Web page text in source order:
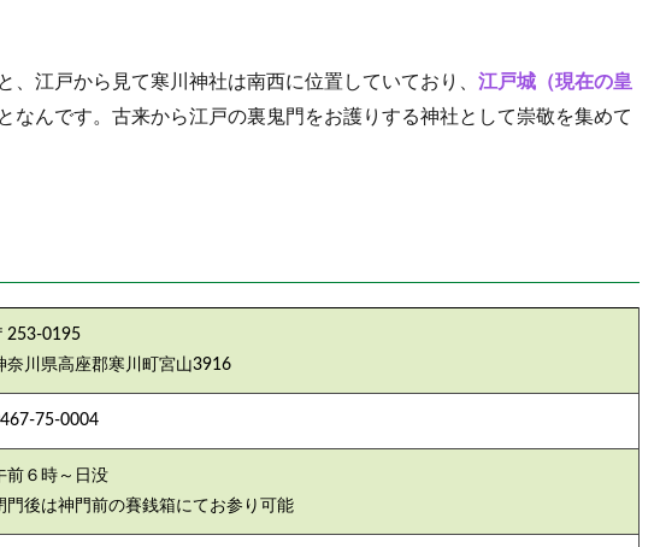
、江戸から見て寒川神社は南西に位置していており、 江戸城（現在の皇
なんです。古来から江戸の裏鬼門をお護りする神社として崇敬を集めて
253‐0195
奈川県高座郡寒川町宮山3916
75-0004
前６時～日没
門後は神門前の賽銭箱にてお参り可能